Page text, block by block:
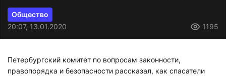
Общество
20:07, 13.01.2020
1195
Петербургский комитет по вопросам законности,
правопорядка и безопасности рассказал, как спасатели